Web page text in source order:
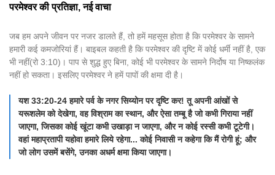
परमेश्वर की प्रतिज्ञा, नई वाचा
जब हम अपने जीवन पर नजर डालते हैं, तो हमें महसूस होता है कि परमेश्वर के सामने
हमारी कई कमजोरियां हैं। बाइबल कहती है कि परमेश्वर की दृष्टि में कोई धर्मी नहीं है, एक
भी नहीं(रो 3:10)। पाप से शुद्ध हुए बिना, कोई भी परमेश्वर के सामने निर्दोष या निष्कलंक
नहीं हो सकता। इसलिए परमेश्वर ने हमें पापों की क्षमा दी है।
यश 33:20-24 हमारे पर्व के नगर सिय्योन पर दृष्टि कर! तू अपनी आंखों से
यरूशलेम को देखेगा, वह विश्राम का स्थान, और ऐसा तम्बू है जो कभी गिराया नहीं
जाएगा, जिसका कोई खूंटा कभी उखाड़ा न जाएगा, और न कोई रस्सी कभी टूटेगी।
वहां महाप्रतापी यहोवा हमारे लिये रहेगा... कोई निवासी न कहेगा कि मैं रोगी हूं; और
जो लोग उसमें बसेंगे, उनका अधर्म क्षमा किया जाएगा।